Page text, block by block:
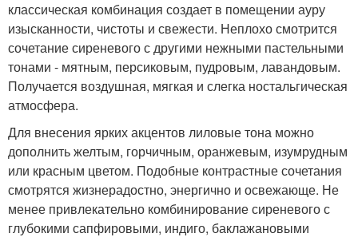
классическая комбинация создает в помещении ауру
изысканности, чистоты и свежести. Неплохо смотрится
сочетание сиреневого с другими нежными пастельными
тонами - мятным, персиковым, пудровым, лавандовым.
Получается воздушная, мягкая и слегка ностальгическая
атмосфера.
Для внесения ярких акцентов лиловые тона можно
дополнить желтым, горчичным, оранжевым, изумрудным
или красным цветом. Подобные контрастные сочетания
смотрятся жизнерадостно, энергично и освежающе. Не
менее привлекательно комбинирование сиреневого с
глубокими сапфировыми, индиго, баклажановыми